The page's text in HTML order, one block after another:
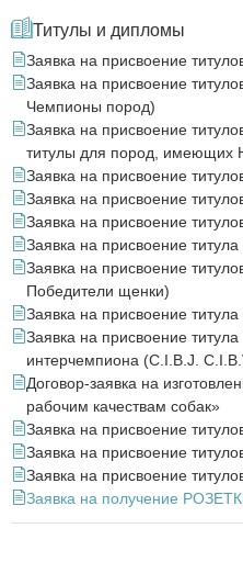
Титулы и дипломы
Заявка на присвоение
Заявка на присвоение
Чемпионы пород)
Заявка на присвоение
титулы для пород,
Заявка на присвоение
Заявка на присвоение
Заявка на присвоение
Заявка на присвоение
Заявка на присвоение
Победители щенки)
Заявка на присвоение
Заявка на присвоение
интерчемпиона (C.I.B.J.
Договор-заявка на
рабочим качествам собак»
Заявка на присвоение
Заявка на присвоение
Заявка на присвоение
Заявка на получение